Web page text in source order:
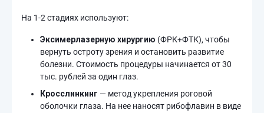
На 1-2 стадиях используют:
Эксимерлазерную хирургию (ФРК+ФТК), чтобы
вернуть остроту зрения и остановить развитие
болезни. Стоимость процедуры начинается от 30
тыс. рублей за один глаз.
Кросслинкинг — метод укрепления роговой
оболочки глаза. На нее наносят рибофлавин в виде